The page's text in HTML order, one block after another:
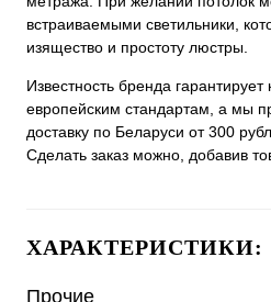
встраиваемыми светильники,
изящество и простоту люстры.
Известность бренда гарантирует
европейским стандартам, а мы
доставку по Беларуси от 300
Сделать заказ можно, добавив
ХАРАКТЕРИСТИКИ:
Прочие